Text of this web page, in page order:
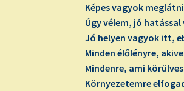
Képes vagyok
Úgy vélem, jó
Jó helyen vagyok itt,
Minden élőlényre,
Mindenre, ami
Környezetemre